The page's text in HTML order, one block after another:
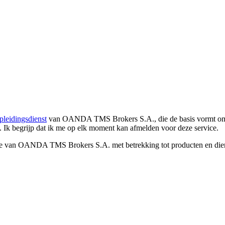
van OANDA TMS Brokers S.A., die de basis vormt
Ik begrijp dat ik me op elk moment kan afmelden voor deze service.
OANDA TMS Brokers S.A. met betrekking tot producten en